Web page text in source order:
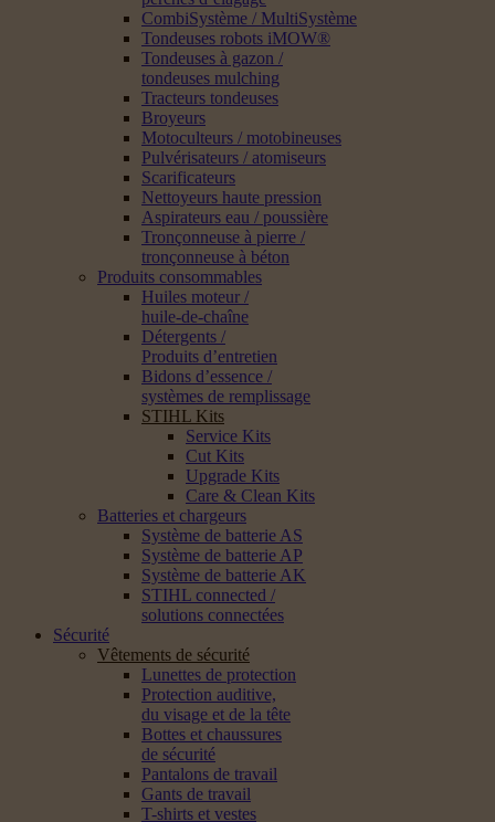
CombiSystème / MultiSystème
Tondeuses robots iMOW®
Tondeuses à gazon /
tondeuses mulching
Tracteurs tondeuses
Broyeurs
Motoculteurs / motobineuses
Pulvérisateurs / atomiseurs
Scarificateurs
Nettoyeurs haute pression
Aspirateurs eau / poussière
Tronçonneuse à pierre /
tronçonneuse à béton
Produits consommables
Huiles moteur /
huile-de-chaîne
Détergents /
Produits d’entretien
Bidons d’essence /
systèmes de remplissage
STIHL Kits
Service Kits
Cut Kits
Upgrade Kits
Care & Clean Kits
Batteries et chargeurs
Système de batterie AS
Système de batterie AP
Système de batterie AK
STIHL connected /
solutions connectées
Sécurité
Vêtements de sécurité
Lunettes de protection
Protection auditive,
du visage et de la tête
Bottes et chaussures
de sécurité
Pantalons de travail
Gants de travail
T-shirts et vestes